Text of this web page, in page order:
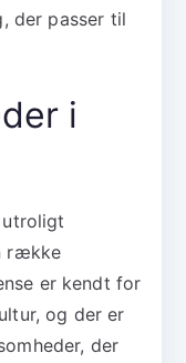
der passer til
i
utroligt
række
er kendt for
og der er
der